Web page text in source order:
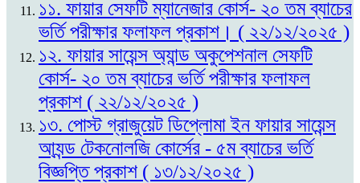
১১. ফায়ার সেফটি ম্যানেজার কোর্স- ২০ তম ব্যাচের
ভর্তি পরীক্ষার ফলাফল প্রকাশ। ( ২২/১২/২০২৫ )
১২. ফায়ার সায়েন্স অ্যান্ড অকুপেশনাল সেফটি
কোর্স- ২০ তম ব্যাচের ভর্তি পরীক্ষার ফলাফল
প্রকাশ ( ২২/১২/২০২৫ )
১৩. পোস্ট গ্রাজুয়েট ডিপ্লোমা ইন ফায়ার সায়েন্স
আ্যন্ড টেকনোলজি কোর্সের - ৫ম ব্যাচের ভর্তি
বিজ্ঞপ্তি প্রকাশ ( ১৩/১২/২০২৫ )